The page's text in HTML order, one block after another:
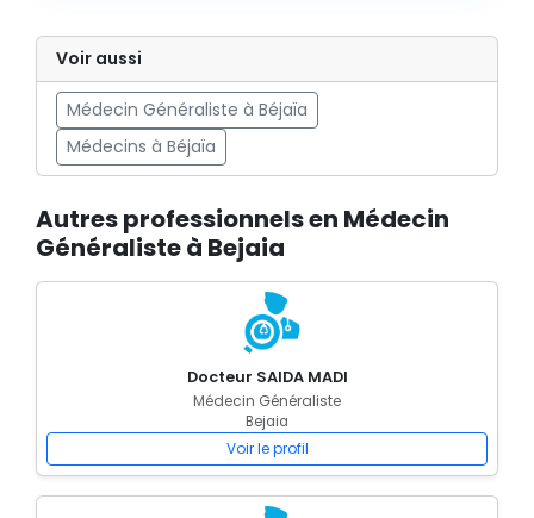
Voir aussi
Médecin Généraliste à Béjaïa
Médecins à Béjaïa
Autres professionnels en Médecin
Généraliste à Bejaia
Docteur SAIDA MADI
Médecin Généraliste
Bejaia
Voir le profil